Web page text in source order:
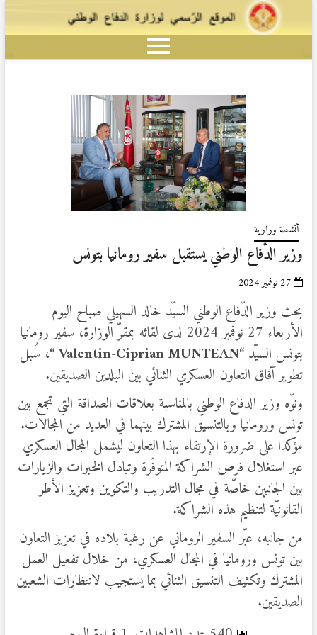
أنشطة وزارية
وزير الدّفاع الوطني يستقبل سفير رومانيا بتونس
27 نوفمبر 2024
بحث وزير الدّفاع الوطني السيّد خالد السهيلي صباح اليوم
الأربعاء 27 نوفمبر 2024 لدى لقائه بمقرّ الوزارة، سفير رومانيا
بتونس السيّد “Valentin-Ciprian MUNTEAN“، سُبل
تطوير آفاق التعاون العسكري الثنائي بين البلدين الصديقين.
ونوّه وزير الدفاع الوطني بالمناسبة بعلاقات الصداقة التي تجمع بين
تونس ورومانيا وبالتنسيق المشترك بينهما في العديد من المجالات.
مؤكدا على ضرورة الإرتقاء بهذا التعاون ليشمل المجال العسكري
عبر استغلال فرص الشراكة المتوفّرة وتبادل الخبرات والزيارات
بين الجانبين خاصّة في مجال التدريب والتكوين وتعزيز الأطر
القانونيّة لتنظيم هذه الشراكة.
من جانبه، عبّر السفير الروماني عن رغبة بلاده في تعزيز التعاون
بين تونس ورومانيا في المجال العسكري، من خلال تفعيل العمل
المشترك وتكثيف التنسيق الثنائي بما يستجيب لانتظارات الشعبين
الصديقين.